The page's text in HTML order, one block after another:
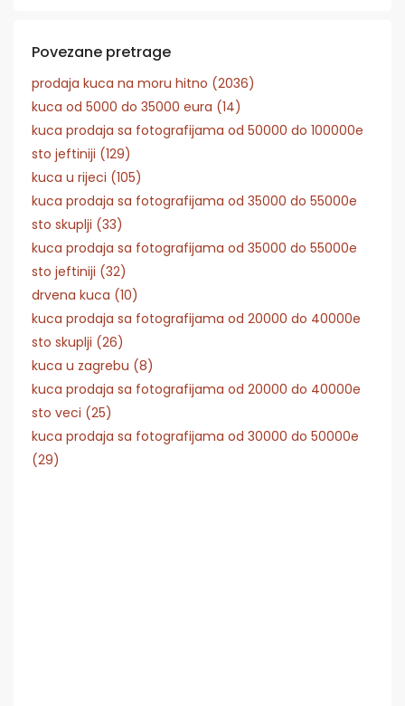
Povezane pretrage
prodaja kuca na moru hitno (2036)
kuca od 5000 do 35000 eura (14)
kuca prodaja sa fotografijama od 50000 do 100000e
sto jeftiniji (129)
kuca u rijeci (105)
kuca prodaja sa fotografijama od 35000 do 55000e
sto skuplji (33)
kuca prodaja sa fotografijama od 35000 do 55000e
sto jeftiniji (32)
drvena kuca (10)
kuca prodaja sa fotografijama od 20000 do 40000e
sto skuplji (26)
kuca u zagrebu (8)
kuca prodaja sa fotografijama od 20000 do 40000e
sto veci (25)
kuca prodaja sa fotografijama od 30000 do 50000e
(29)